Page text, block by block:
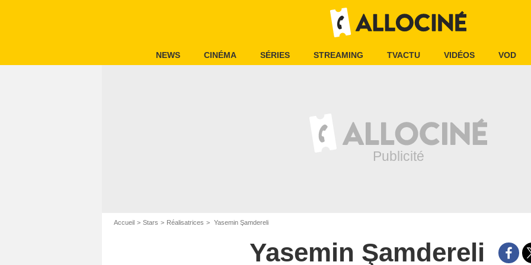
NEWS CINÉMA SÉRIES STREAMING TVACTU VIDÉOS VOD
Accueil Stars Réalisatrices Yasemin Şamdereli
Yasemin Şamdereli